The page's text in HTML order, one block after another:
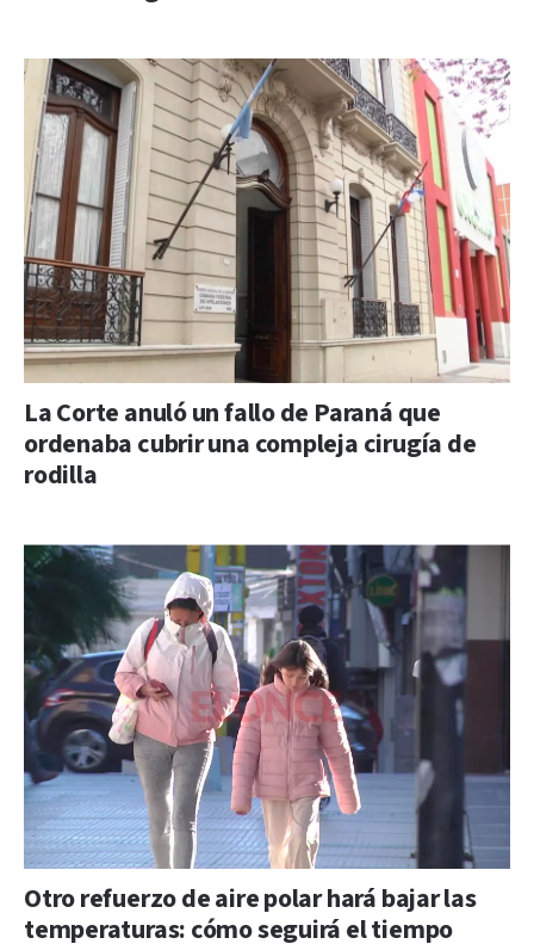
La Corte anuló un fallo de Paraná que
ordenaba cubrir una compleja cirugía de
rodilla
Otro refuerzo de aire polar hará bajar las
temperaturas: cómo seguirá el tiempo